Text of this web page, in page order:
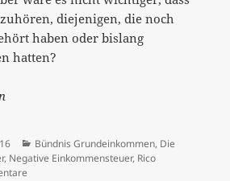
diejenigen, die noch
haben oder bislang
hatten?
Kategorien
Bündnis Grundeinkommen, Die
, Negative Einkommensteuer, Rico
zu „Deutschland bekommt seine allererste